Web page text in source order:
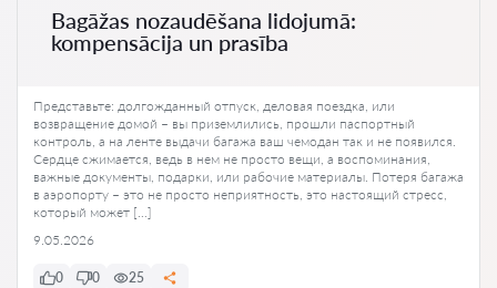
Bagāžas nozaudēšana lidojumā:
kompensācija un prasība
Представьте: долгожданный отпуск, деловая поездка, или
возвращение домой – вы приземлились, прошли паспортный
контроль, а на ленте выдачи багажа ваш чемодан так и не появился.
Сердце сжимается, ведь в нем не просто вещи, а воспоминания,
важные документы, подарки, или рабочие материалы. Потеря багажа
в аэропорту – это не просто неприятность, это настоящий стресс,
который может […]
9.05.2026
0 0 25